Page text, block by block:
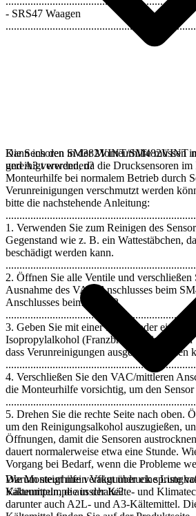
- SRS47 Waagen
Die Sensoren in der Monteurhilfe müssen
gereinigt werden, da die Drucksensoren im
Monteurhilfe bei normalem Betrieb durch
Verunreinigungen verschmutzt werden
bitte die nachstehende Anleitung:
1. Verwenden Sie zum Reinigen des
Gegenstand wie z. B. ein Wattestäbchen,
beschädigt werden kann.
2. Öffnen Sie alle Ventile und verschließen
Ausnahme des VAC-Anschlusses beim
Anschlusses beim SM382.
3. Geben Sie mit einer Pipette oder einem
Isopropylalkohol (Franzbranntwein) in
dass Verunreinigungen ausgespült werden
4. Verschließen Sie den VAC/mittleren
die Monteurhilfe vorsichtig, um den
5. Drehen Sie die rechte Seite nach oben.
um den Reinigungsalkohol auszugießen,
Öffnungen, damit die Sensoren
dauert normalerweise etwa eine Stunde.
Vorgang bei Bedarf, wenn die Probleme
Kann ich den SM382VINT/SM482VINT
und A3 verwenden?
Die Monteurhilfe verfügt über eine Liste
Kältemitteln, die in der Kälte- und
darunter auch A2L- und A3-Kältemittel.
Warum steigt mein Vakuumdruck
Vakuumpumpe ausschalte?